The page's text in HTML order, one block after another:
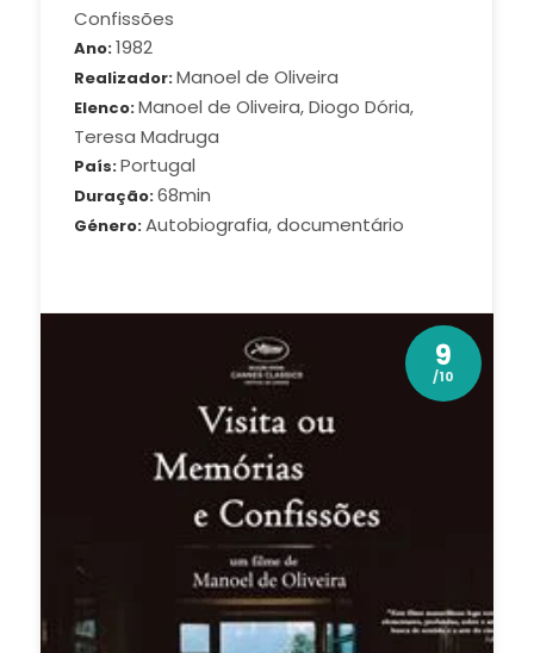
Confissões
Ano 1982
Realizador Manoel de Oliveira
Elenco Manoel de Oliveira, Diogo Dória,
Teresa Madruga
País Portugal
Duração 68min
Género Autobiografia, documentário
9
/10